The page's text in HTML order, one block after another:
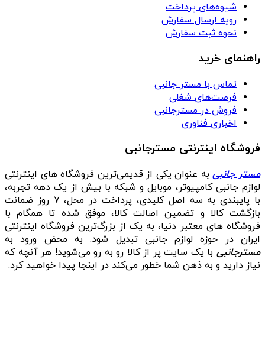
شیوه‌های پرداخت
رویه ارسال سفارش
نحوه ثبت سفارش
راهنمای خرید
تماس با مستر جانبی
فرصت‌های شغلی
فروش در مسترجانبی
اخباری فناوری
فروشگاه اینترنتی مسترجانبی
مستر جانبیبه عنوان یکی از قدیمی‌ترین فروشگاه های اینترنتی
لوازم جانبی کامپیوتر، موبایل و شبکه با بیش از یک دهه تجربه،
با پایبندی به سه اصل کلیدی، پرداخت در محل، ۷ روز ضمانت
بازگشت کالا و تضمین اصالت کالا، موفق شده تا همگام با
فروشگاه‌ های معتبر دنیا، به یک از بزرگ‌ترین فروشگاه اینترنتی
ایران در حوزه لوازم جانبی تبدیل شود. به محض ورود به
مسترجانبی با یک سایت پر از کالا رو به رو می‌شوید! هر آنچه که
نیاز دارید و به ذهن شما خطور می‌کند در اینجا پیدا خواهید کرد.